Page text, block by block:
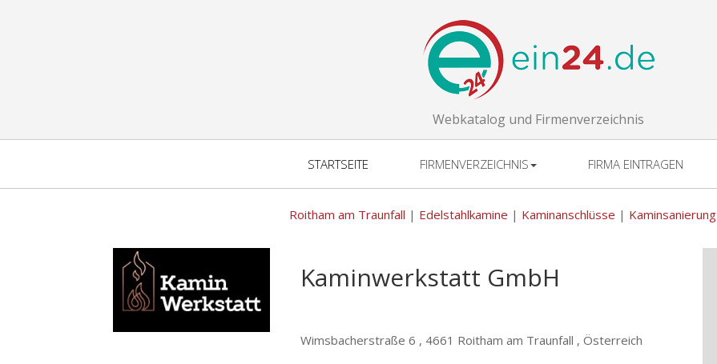
Webkatalog und Firmenverzeichnis
STARTSEITE FIRMENVERZEICHNIS FIRMA EINTRAGEN
Roitham am Traunfall | Edelstahlkamine | Kaminanschlüsse | Kaminsanierung
Kaminwerkstatt GmbH
Wimsbacherstraße 6 , 4661 Roitham am Traunfall , Österreich